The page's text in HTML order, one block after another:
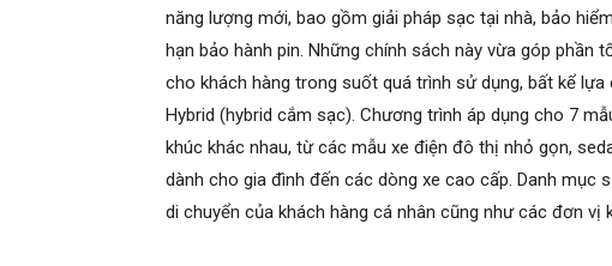
năng lượng mới, bao gồm giải pháp sạc tại nhà, bảo
hạn bảo hành pin. Những chính sách này vừa góp phần
cho khách hàng trong suốt quá trình sử dụng, bất kể
Hybrid (hybrid cắm sạc). Chương trình áp dụng cho 7
khúc khác nhau, từ các mẫu xe điện đô thị nhỏ gọn,
dành cho gia đình đến các dòng xe cao cấp. Danh mục
di chuyển của khách hàng cá nhân cũng như các đơn vị